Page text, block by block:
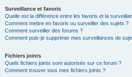
Surveillance et favoris
Quelle est la différence entre les favoris et la
Comment mettre en favoris ou surveiller des sujets ?
Comment surveiller des forums ?
Comment puis-je supprimer mes surveillances de
Fichiers joints
Quels fichiers joints sont autorisés sur ce forum ?
Comment trouver tous mes fichiers joints ?